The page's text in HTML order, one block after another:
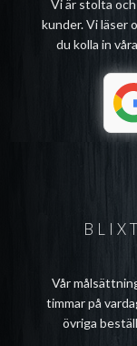
Vår
timmar på
övriga
Vi är stolta
kunder. Vi läser
du kolla in våra